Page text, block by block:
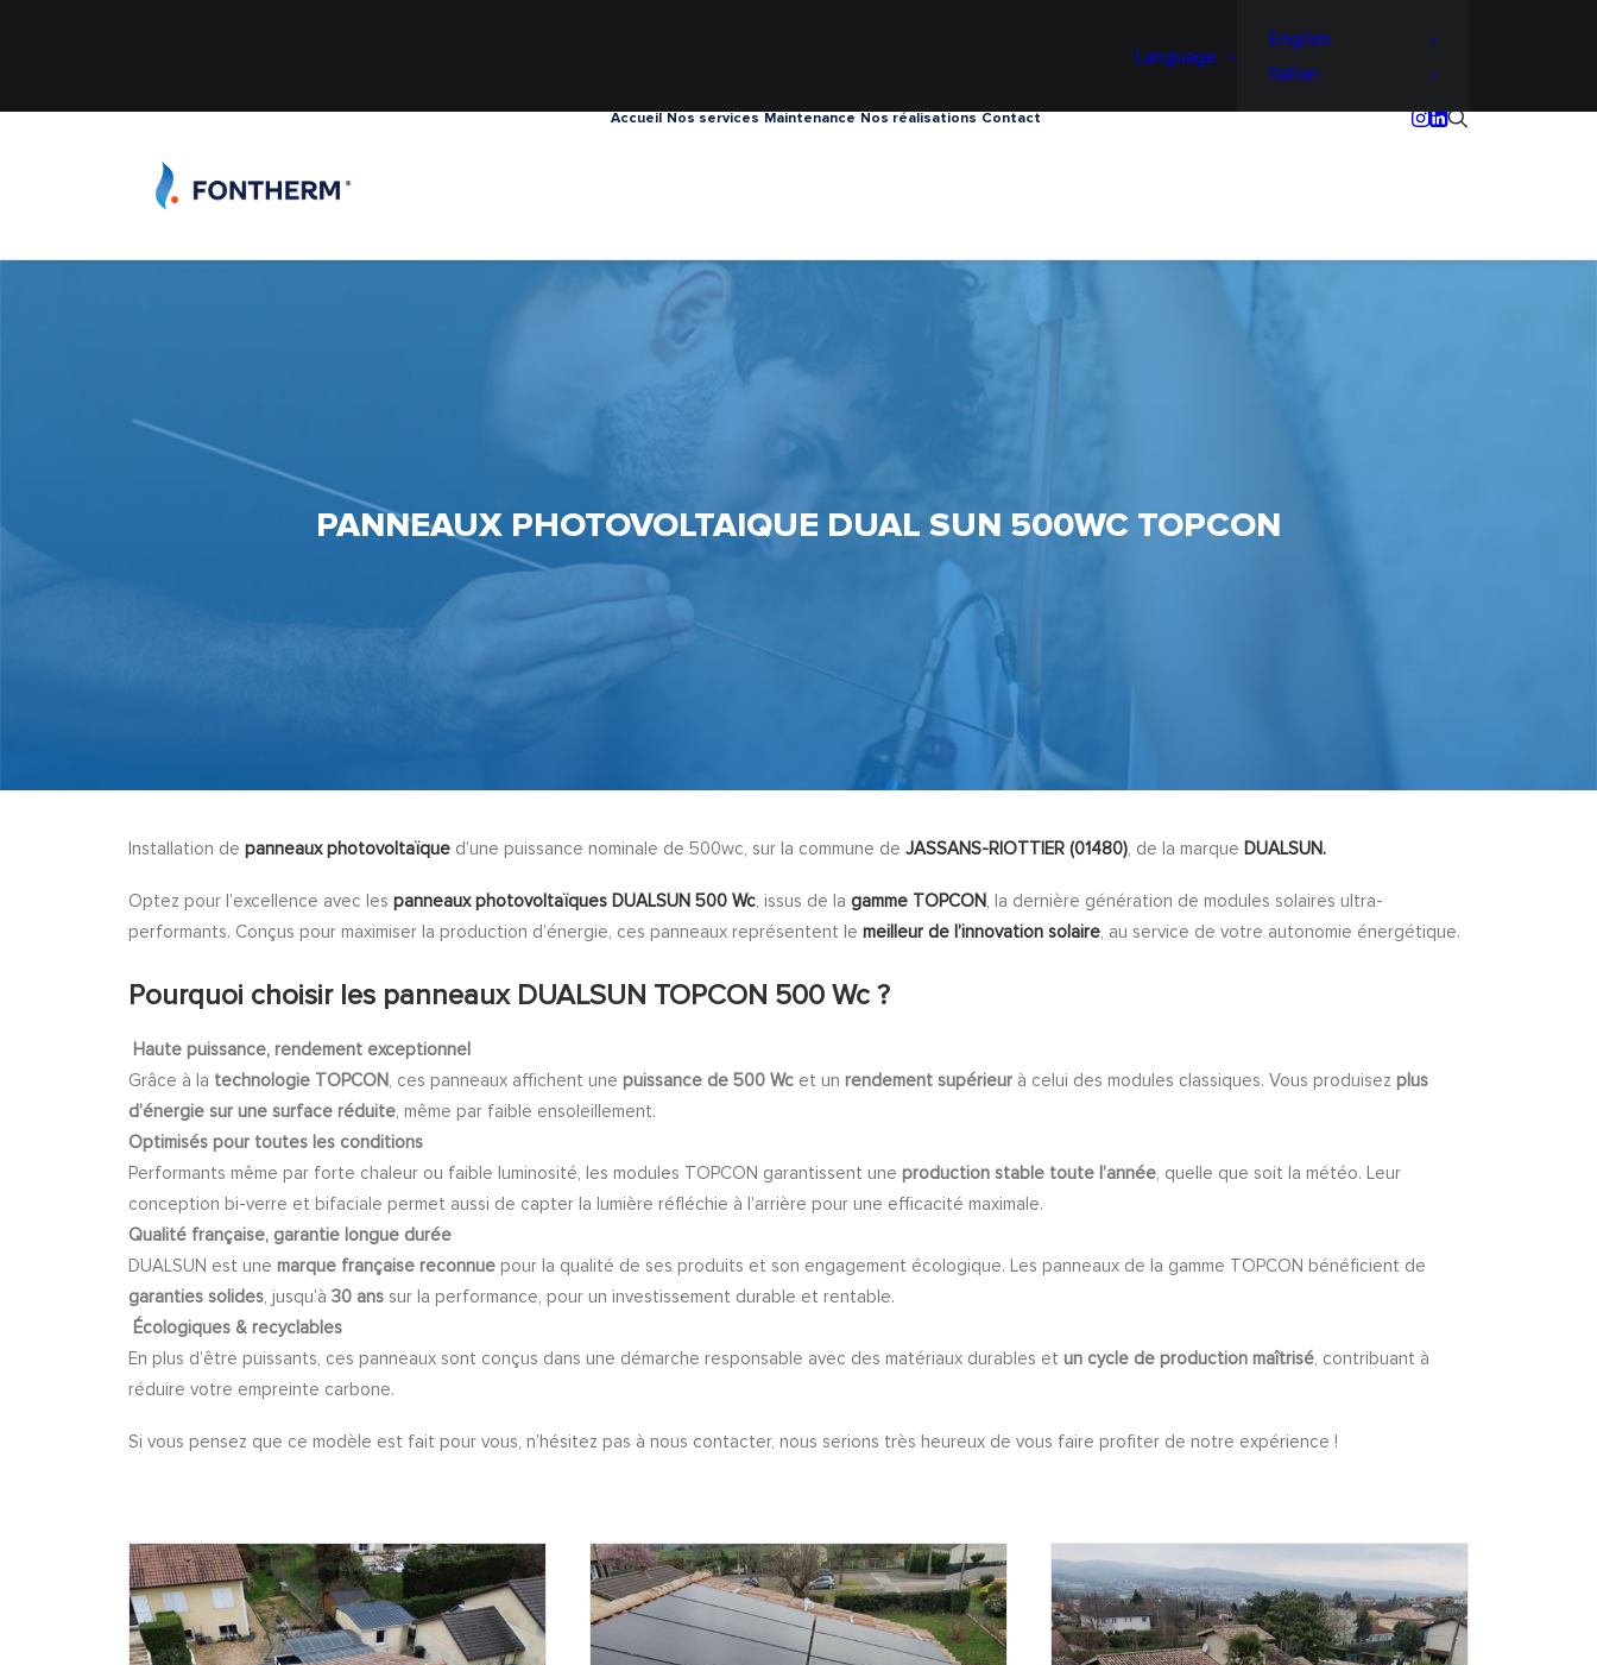
Language
English
Italian
Accueil Nos services Maintenance Nos réalisations Contact
PANNEAUX PHOTOVOLTAIQUE DUAL SUN 500WC TOPCON
Installation de panneaux photovoltaïque d’une puissance nominale de 500wc, sur la commune de JASSANS-RIOTTIER (01480), de la marque DUALSUN.
Optez pour l’excellence avec les panneaux photovoltaïques DUALSUN 500 Wc, issus de la gamme TOPCON, la dernière génération de modules solaires ultra-
performants. Conçus pour maximiser la production d’énergie, ces panneaux représentent le meilleur de l’innovation solaire, au service de votre autonomie énergétique.
Pourquoi choisir les panneaux DUALSUN TOPCON 500 Wc ?
Haute puissance, rendement exceptionnel
Grâce à la technologie TOPCON, ces panneaux affichent une puissance de 500 Wc et un rendement supérieur à celui des modules classiques. Vous produisez plus
d’énergie sur une surface réduite, même par faible ensoleillement.
Optimisés pour toutes les conditions
Performants même par forte chaleur ou faible luminosité, les modules TOPCON garantissent une production stable toute l’année, quelle que soit la météo. Leur
conception bi-verre et bifaciale permet aussi de capter la lumière réfléchie à l’arrière pour une efficacité maximale.
Qualité française, garantie longue durée
DUALSUN est une marque française reconnue pour la qualité de ses produits et son engagement écologique. Les panneaux de la gamme TOPCON bénéficient de
garanties solides, jusqu’à 30 ans sur la performance, pour un investissement durable et rentable.
Écologiques & recyclables
En plus d’être puissants, ces panneaux sont conçus dans une démarche responsable avec des matériaux durables et un cycle de production maîtrisé, contribuant à
réduire votre empreinte carbone.
Si vous pensez que ce modèle est fait pour vous, n’hésitez pas à nous contacter, nous serions très heureux de vous faire profiter de notre expérience !